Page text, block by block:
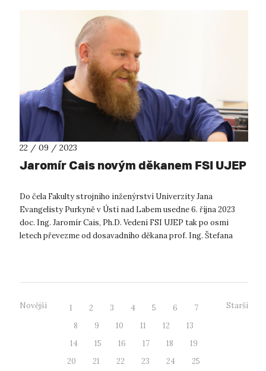
22 / 09 / 2023
Jaromír Cais novým děkanem FSI UJEP
Do čela Fakulty strojního inženýrství Univerzity Jana
Evangelisty Purkyně v Ústí nad Labem usedne 6. října 2023
doc. Ing. Jaromír Cais, Ph.D. Vedení FSI UJEP tak po osmi
letech převezme od dosavadního děkana prof. Ing. Štefana
Novější 1 2 3 4 5 6
7
8
9 10 11 12
13
14
15 16 17 18
19
20
21 22 23 24
25
Starší